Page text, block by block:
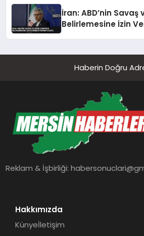
İran: ABD’nin Savaş
Belirlemesine İzin
Haberin Doğru
Reklam & İşbirliği:
Hakkımızda
Künyeİletişim